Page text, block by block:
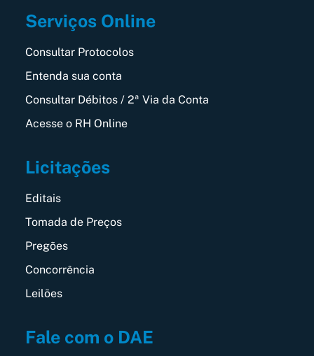
Serviços Online
Consultar Protocolos
Entenda sua conta
Consultar Débitos / 2ª Via da Conta
Acesse o RH Online
Licitações
Editais
Tomada de Preços
Pregões
Concorrência
Leilões
Fale com o DAE